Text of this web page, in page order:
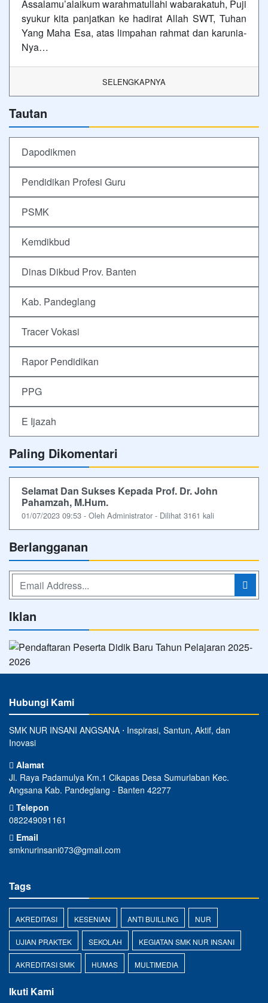
Assalamu’alaikum warahmatullahi wabarakatuh, Puji
syukur kita panjatkan ke hadirat Allah SWT, Tuhan
Yang Maha Esa, atas limpahan rahmat dan karunia-
Nya…
SELENGKAPNYA
Tautan
Dapodikmen
Pendidikan Profesi Guru
PSMK
Kemdikbud
Dinas Dikbud Prov. Banten
Kab. Pandeglang
Tracer Vokasi
Rapor Pendidikan
PPG
E Ijazah
Paling Dikomentari
Selamat Dan Sukses Kepada Prof. Dr. John
Pahamzah, M.Hum.
01/07/2023 09:53 - Oleh Administrator - Dilihat 3161 kali
Berlangganan
Iklan
Hubungi Kami
SMK NUR INSANI ANGSANA ⋅ Inspirasi, Santun, Aktif, dan
Inovasi
Alamat
Jl. Raya Padamulya Km.1 Cikapas Desa Sumurlaban Kec.
Angsana Kab. Pandeglang - Banten 42277
Telepon
082249091161
Email
smknurinsani073@gmail.com
Tags
AKREDITASI KESENIAN ANTI BUILLING NUR
UJIAN PRAKTEK SEKOLAH KEGIATAN SMK NUR INSANI
AKREDITASI SMK HUMAS MULTIMEDIA
Ikuti Kami